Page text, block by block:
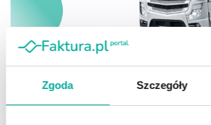
Zgoda Szczegóły